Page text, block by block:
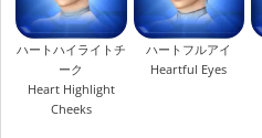
ハートハイライトチ
ーク
Heart Highlight
Cheeks
ハートフルアイ
Heartful Eyes